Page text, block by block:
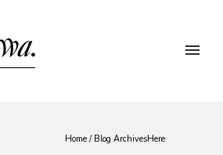
Home / Blog ArchivesHere